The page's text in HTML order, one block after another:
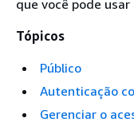
que você pode
Tópicos
Público
Autenticação
Gerenciar o